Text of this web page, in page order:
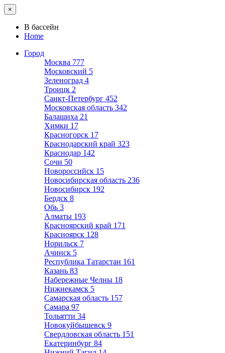
×
В бассейн
Home
Город
Москва 777
Московский 5
Зеленоград 4
Троицк 2
Санкт-Петербург 452
Московская область 342
Балашиха 21
Химки 17
Красногорск 17
Краснодарский край 323
Краснодар 142
Сочи 50
Новороссийск 15
Новосибирская область 236
Новосибирск 192
Бердск 8
Обь 3
Алматы 193
Красноярский край 171
Красноярск 128
Норильск 7
Ачинск 5
Республика Татарстан 161
Казань 83
Набережные Челны 18
Нижнекамск 5
Самарская область 157
Самара 97
Тольятти 34
Новокуйбышевск 9
Свердловская область 151
Екатеринбург 84